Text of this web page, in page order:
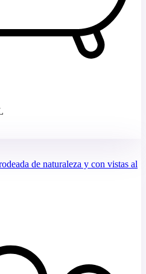
de naturaleza y con vistas al